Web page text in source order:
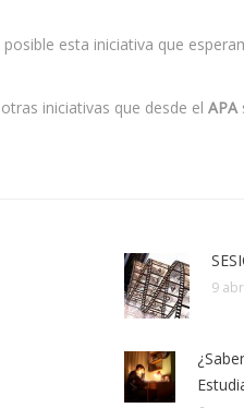
esta iniciativa que
iniciativas que desde el APA
9